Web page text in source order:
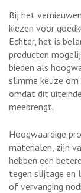
Bij het
kiezen voor
Echter, het is
producten
bieden als
slimme keuze
omdat dit
meebrengt.
Hoogwaardige
materialen, zijn
hebben een
tegen slijtage en
of vervanging